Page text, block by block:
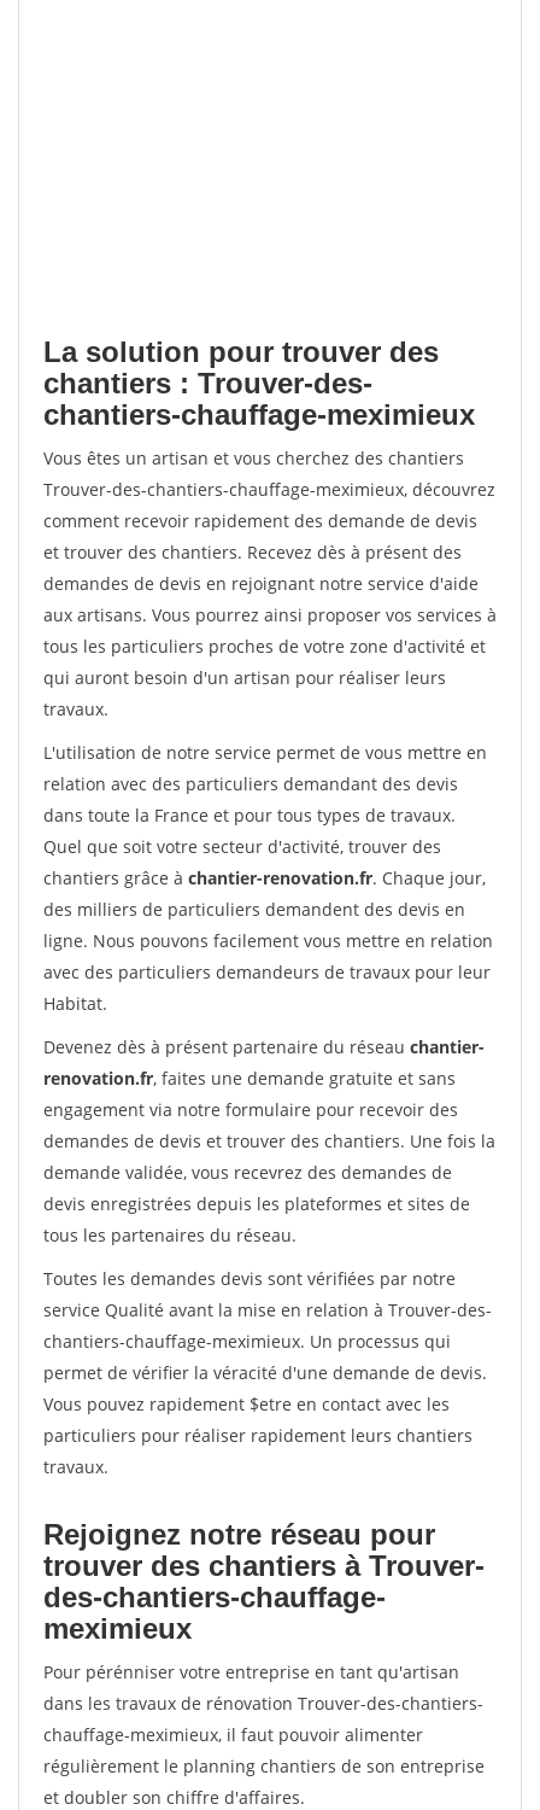
La solution pour trouver des
chantiers : Trouver-des-
chantiers-chauffage-meximieux
Vous êtes un artisan et vous cherchez des chantiers
Trouver-des-chantiers-chauffage-meximieux, découvrez
comment recevoir rapidement des demande de devis
et trouver des chantiers. Recevez dès à présent des
demandes de devis en rejoignant notre service d'aide
aux artisans. Vous pourrez ainsi proposer vos services à
tous les particuliers proches de votre zone d'activité et
qui auront besoin d'un artisan pour réaliser leurs
travaux.
L'utilisation de notre service permet de vous mettre en
relation avec des particuliers demandant des devis
dans toute la France et pour tous types de travaux.
Quel que soit votre secteur d'activité, trouver des
chantiers grâce à chantier-renovation.fr. Chaque jour,
des milliers de particuliers demandent des devis en
ligne. Nous pouvons facilement vous mettre en relation
avec des particuliers demandeurs de travaux pour leur
Habitat.
Devenez dès à présent partenaire du réseau chantier-
renovation.fr, faites une demande gratuite et sans
engagement via notre formulaire pour recevoir des
demandes de devis et trouver des chantiers. Une fois la
demande validée, vous recevrez des demandes de
devis enregistrées depuis les plateformes et sites de
tous les partenaires du réseau.
Toutes les demandes devis sont vérifiées par notre
service Qualité avant la mise en relation à Trouver-des-
chantiers-chauffage-meximieux. Un processus qui
permet de vérifier la véracité d'une demande de devis.
Vous pouvez rapidement $etre en contact avec les
particuliers pour réaliser rapidement leurs chantiers
travaux.
Rejoignez notre réseau pour
trouver des chantiers à Trouver-
des-chantiers-chauffage-
meximieux
Pour pérénniser votre entreprise en tant qu'artisan
dans les travaux de rénovation Trouver-des-chantiers-
chauffage-meximieux, il faut pouvoir alimenter
régulièrement le planning chantiers de son entreprise
et doubler son chiffre d'affaires.